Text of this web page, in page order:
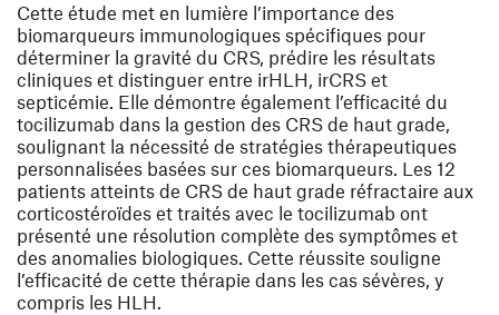
Cette étude met en lumière l’importance des
biomarqueurs immunologiques spécifiques pour
déterminer la gravité du CRS, prédire les résultats
cliniques et distinguer entre irHLH, irCRS et
septicémie. Elle démontre également l’efficacité du
tocilizumab dans la gestion des CRS de haut grade,
soulignant la nécessité de stratégies thérapeutiques
personnalisées basées sur ces biomarqueurs. Les 12
patients atteints de CRS de haut grade réfractaire aux
corticostéroïdes et traités avec le tocilizumab ont
présenté une résolution complète des symptômes et
des anomalies biologiques. Cette réussite souligne
l’efficacité de cette thérapie dans les cas sévères, y
compris les HLH.